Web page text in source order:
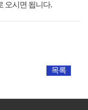
오시면 됩니다.
목록